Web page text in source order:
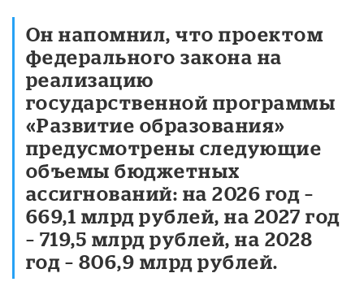
Он напомнил, что проектом
федерального закона на
реализацию
государственной программы
«Развитие образования»
предусмотрены следующие
объемы бюджетных
ассигнований: на 2026 год –
669,1 млрд рублей, на 2027 год
– 719,5 млрд рублей, на 2028
год – 806,9 млрд рублей.